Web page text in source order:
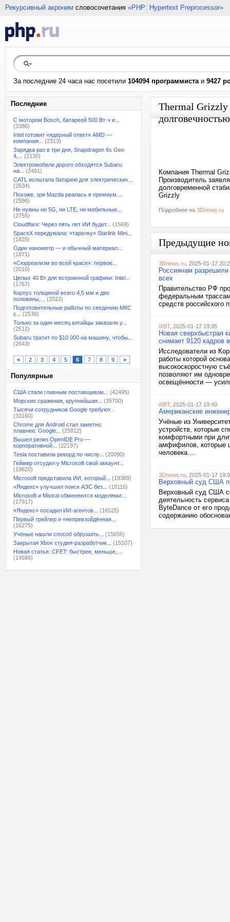
Рекурсивный акроним словосочетания «PHP: Hypertext Preprocessor»
За последние 24 часа нас посетили 104094 программистаи 9427
Последние
С мотором Bosch, батареей 500 Вт·ч и...
(3386)
Intel готовит «ядерный ответ» AMD —
компания...
(2313)
Зарядка раз в три дня, Snapdragon 6s Gen
4,...
(2130)
Электромобили дорого обходятся Subaru:
на...
(2491)
CATL испытала батарею для электрических...
(2634)
Похоже, зря Mazda рвалась в премиум....
(2596)
Не нужны ни 5G, ни LTE, ни мобильные...
(2755)
Cloudflare: Через пять лет ИИ будет...
(1569)
SpaceX передумала: «тарелку» Starlink Mini...
(1828)
Один нанометр — и обычный материал...
(1871)
«Сюрреализм во всей красе»: первое...
(2010)
Целых 40 Вт для встроенной графики: Intel...
(1767)
Корпус толщиной всего 4,5 мм и две
половины,...
(2022)
Подготовительные работы по сведению МКС
с...
(2539)
Только за один месяц китайцы заказали у...
(2512)
Subaru тратит по $10 000 на машину, чтобы...
(2643)
< 2 3 4 5 6 7 8 9 >
Популярные
США стали главным поставщиком...
(42495)
Морские сражения, крупнейшая...
(35700)
Тысячи сотрудников Google требуют...
(33160)
Chrome для Android стал заметно
плавнее: Google...
(25812)
Вышел релиз OpenIDE Pro —
корпоративной...
(22197)
Tesla поставила рекорд по числу...
(20090)
Геймер отсудил у Microsoft свой аккаунт...
(19620)
Microsoft представила ИИ, который...
(19389)
«Яндекс» улучшил поиск АЗС без...
(18116)
Microsoft и Mistral обменяются моделями...
(17917)
«Яндекс» посадил ИИ-агентов...
(16525)
Первый трейлер и «непревзойдённая...
(16275)
Учёные нашли способ обрушить...
(15656)
Закрытая Xbox студия-разработчик...
(15107)
Новая статья: CFET: быстрее, меньше,...
(14586)
Thermal Grizzly
долговечностью
Компания Thermal
Производитель
долговременной
Grizzly
Подробнее на 3Dnews.ru
Предыдущие
3Dnews.ru , 2025-01-17
Россиянам
всех
Правительство РФ
федеральным
средств российского
iXBT, 2025-01-17 19:35
Новая сверхбыстрая
снимает 9120 кадров
Исследователи из
работы которой
высокоскоростную
позволяют им
освещённости —
iXBT, 2025-01-17 19:40
Американские
Учёные из
устройств, которые
комфортными при
амфифилов, которые
человека....
3Dnews.ru , 2025-01-17
Верховный суд США
Верховный суд США
деятельность
ByteDance от его
содержанию